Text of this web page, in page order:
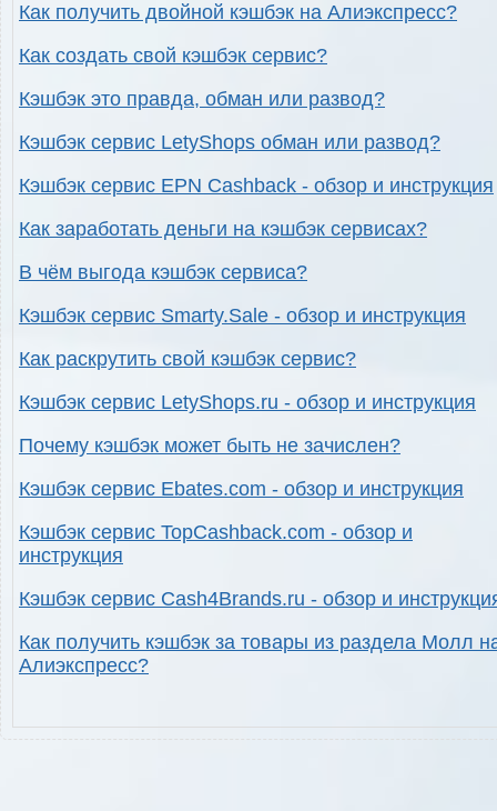
Как получить двойной кэшбэк на Алиэкспресс?
Как создать свой кэшбэк сервис?
Кэшбэк это правда, обман или развод?
Кэшбэк сервис LetyShops обман или развод?
Кэшбэк сервис EPN Cashback - обзор и инструкция
Как заработать деньги на кэшбэк сервисах?
В чём выгода кэшбэк сервиса?
Кэшбэк сервис Smarty.Sale - обзор и инструкция
Как раскрутить свой кэшбэк сервис?
Кэшбэк сервис LetyShops.ru - обзор и инструкция
Почему кэшбэк может быть не зачислен?
Кэшбэк сервис Ebates.com - обзор и инструкция
Кэшбэк сервис TopCashback.com - обзор и
инструкция
Кэшбэк сервис Cash4Brands.ru - обзор и
Как получить кэшбэк за товары из раздела Молл
Алиэкспресс?